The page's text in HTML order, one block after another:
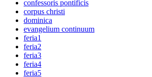
confessoris pontificis
corpus christi
dominica
evangelium continuum
feria1
feria2
feria3
feria4
feria5